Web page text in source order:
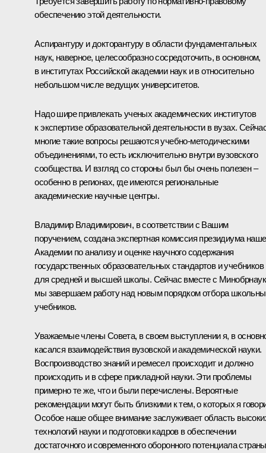
обеспечению этой деятельности.
Аспирантуру и докторантуру в области фундаментальных
наук, наверное, целесообразно сосредоточить, в основном,
в институтах Российской академии наук и в относительно
небольшом числе ведущих университетов.
Надо шире привлекать ученых академических институтов
к экспертизе образовательной деятельности в вузах.
многие такие вопросы решаются учебно-методическими
объединениями, то есть исключительно внутри вузовского
сообщества. И взгляд со стороны был бы очень полезен –
особенно в регионах, где имеются региональные
академические научные центры.
Владимир Владимирович, в соответствии с Вашим
поручением, создана экспертная комиссия президиума
Академии по анализу и оценке научного содержания
государственных образовательных стандартов и учебников
для средней и высшей школы. Сейчас вместе с
мы завершаем работу над новым порядком отбора
учебников.
Уважаемые члены Совета, в своем выступлении я, в
касался взаимодействия вузовской и академической науки.
Воспроизводство знаний и ремесел происходит и должно
происходить и в сфере прикладной науки. Эти проблемы
примерно те же, что и были перечислены. Вероятные
рекомендации могут быть близкими к тем, о которых я
Особое наше общее внимание заслуживает область
технологий науки и подготовки кадров в обеспечении
достаточного и современного оборонного потенциала